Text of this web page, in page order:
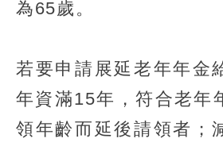
為65歲。
若要申請展延老年年金
年資滿15年，符合老年
領年齡而延後請領者；